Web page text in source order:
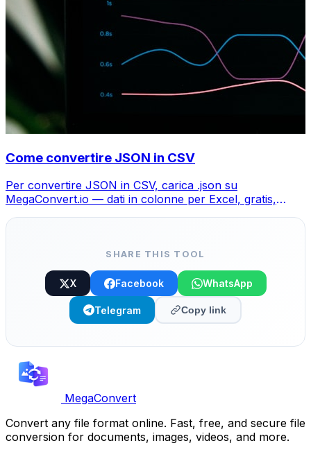
Come convertire JSON in CSV
Per convertire JSON in CSV, carica .json su
MegaConvert.io — dati in colonne per Excel, gratis,
SHARE THIS TOOL
X Facebook WhatsApp
Telegram Copy link
MegaConvert
Convert any file format online. Fast, free, and secure file
conversion for documents, images, videos, and more.